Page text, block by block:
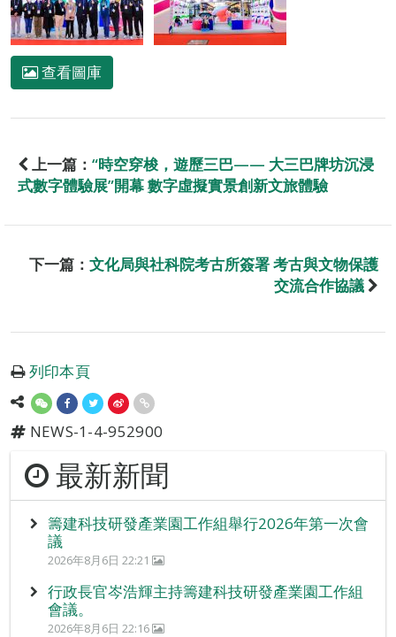
查看圖庫
上一篇： “時空穿梭，遊歷三巴—— 大三巴牌坊沉浸
式數字體驗展”開幕 數字虛擬實景創新文旅體驗
下一篇： 文化局與社科院考古所簽署 考古與文物保護
交流合作協議
列印本頁
NEWS-1-4-952900
最新新聞
籌建科技研發產業園工作組舉行2026年第一次會
議
2026年8月6日 22:21
行政長官岑浩輝主持籌建科技研發產業園工作組
會議。
2026年8月6日 22:16